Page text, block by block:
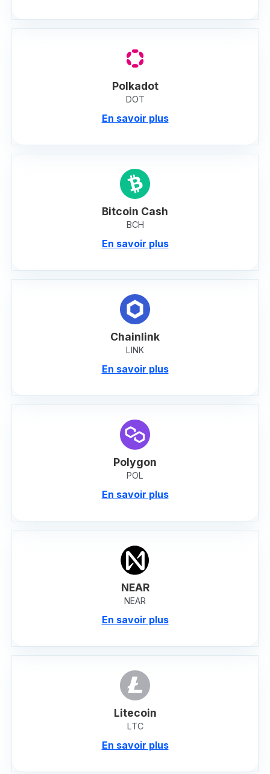
Polkadot
DOT
En savoir plus
Bitcoin Cash
BCH
En savoir plus
Chainlink
LINK
En savoir plus
Polygon
POL
En savoir plus
NEAR
NEAR
En savoir plus
Litecoin
LTC
En savoir plus